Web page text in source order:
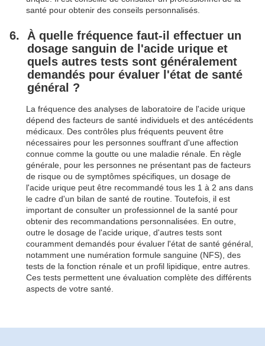
santé pour obtenir des conseils personnalisés.
À quelle fréquence faut-il effectuer un
dosage sanguin de l'acide urique et
quels autres tests sont généralement
demandés pour évaluer l'état de santé
général ?
La fréquence des analyses de laboratoire de l'acide urique
dépend des facteurs de santé individuels et des antécédents
médicaux. Des contrôles plus fréquents peuvent être
nécessaires pour les personnes souffrant d'une affection
connue comme la goutte ou une maladie rénale. En règle
générale, pour les personnes ne présentant pas de facteurs
de risque ou de symptômes spécifiques, un dosage de
l'acide urique peut être recommandé tous les 1 à 2 ans dans
le cadre d'un bilan de santé de routine. Toutefois, il est
important de consulter un professionnel de la santé pour
obtenir des recommandations personnalisées. En outre,
outre le dosage de l'acide urique, d'autres tests sont
couramment demandés pour évaluer l'état de santé général,
notamment une numération formule sanguine (NFS), des
tests de la fonction rénale et un profil lipidique, entre autres.
Ces tests permettent une évaluation complète des différents
aspects de votre santé.